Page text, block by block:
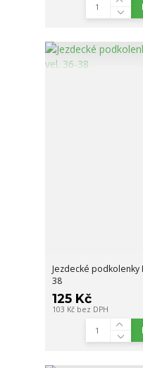
Jezdecké podkolenky
38
125 Kč
103 Kč bez DPH